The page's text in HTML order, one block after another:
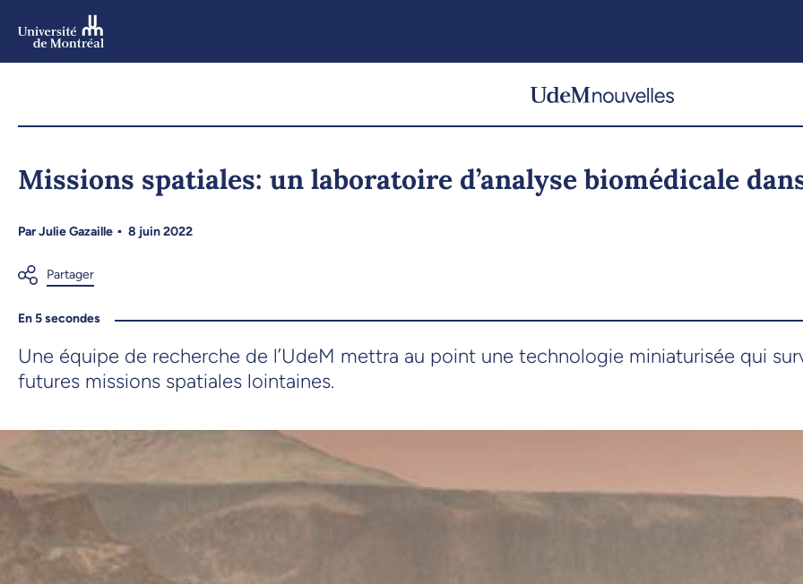
Missions spatiales: un laboratoire d’analyse biomédicale
ParJulie Gazaille 8 juin 2022
En 5 secondes
Une équipe de recherche de l’UdeM mettra au point une technologie miniaturisée qui
futures missions spatiales lointaines.